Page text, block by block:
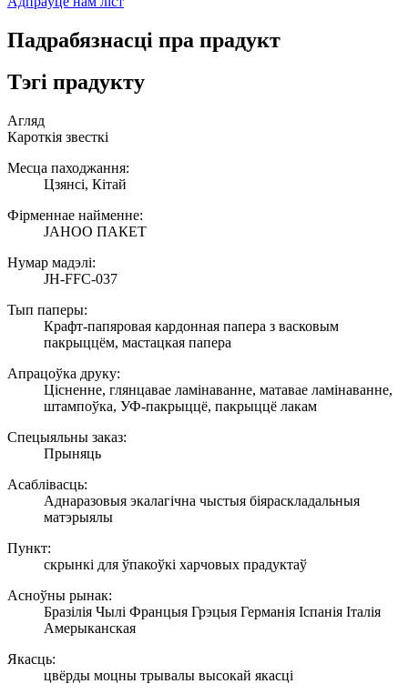
Падрабязнасці пра прадукт
Тэгі прадукту
Агляд
Кароткія звесткі
Месца паходжання:
Цзянсі, Кітай
Фірменнае найменне:
JAHOO ПАКЕТ
Нумар мадэлі:
JH-FFC-037
Тып паперы:
Крафт-папяровая кардонная папера з васковым
пакрыццём, мастацкая папера
Апрацоўка друку:
Цісненне, глянцавае ламінаванне, матавае ламінаванне,
штампоўка, УФ-пакрыццё, пакрыццё лакам
Спецыяльны заказ:
Прыняць
Асаблівасць:
Аднаразовыя экалагічна чыстыя біяраскладальныя
матэрыялы
Пункт:
скрынкі для ўпакоўкі харчовых прадуктаў
Асноўны рынак:
Бразілія Чылі Францыя Грэцыя Германія Іспанія Італія
Амерыканская
Якасць:
цвёрды моцны трывалы высокай якасці